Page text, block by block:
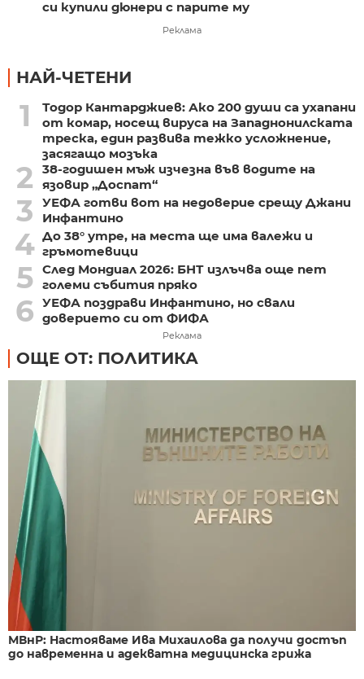
си купили дюнери с парите му
Реклама
НАЙ-ЧЕТЕНИ
1
Тодор Кантарджиев: Ако 200 души са ухапани
от комар, носещ вируса на Западнонилската
треска, един развива тежко усложнение,
засягащо мозъка
2
38-годишен мъж изчезна във водите на
язовир „Доспат“
3
УЕФА готви вот на недоверие срещу Джани
Инфантино
4 До 38° утре, на места ще има валежи и
гръмотевици
5 След Мондиал 2026: БНТ излъчва още пет
големи събития пряко
6 УЕФА поздрави Инфантино, но свали
доверието си от ФИФА
Реклама
ОЩЕ ОТ: ПОЛИТИКА
МВнР: Настояваме Ива Михаилова да получи достъп
до навременна и адекватна медицинска грижа